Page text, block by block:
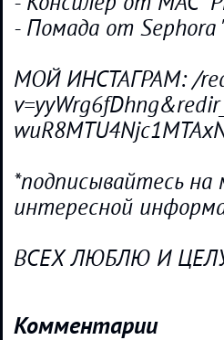
- Помада от Sephora
МОЙ ИНСТАГРАМ: /
*подписывайтесь
интересной
ВСЕХ ЛЮБЛЮ И
Комментарии